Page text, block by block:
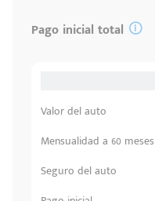
Pago inicial total
Valor del auto
Mensualidad a 60 meses
Seguro del auto